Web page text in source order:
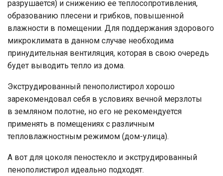
разрушается) и снижению ее теплосопротивления,
образованию плесени и грибков, повышенной
влажности в помещении. Для поддержания здорового
микроклимата в данном случае необходима
принудительная вентиляция, которая в свою очередь
будет выводить тепло из дома.
Экструдированный пенополистирол хорошо
зарекомендовал себя в условиях вечной мерзлоты
в земляном полотне, но его не рекомендуется
применять в помещениях с различным
тепловлажностным режимом (дом-улица).
А вот для цоколя пеностекло и экструдированный
пенополистирол идеально подходят.